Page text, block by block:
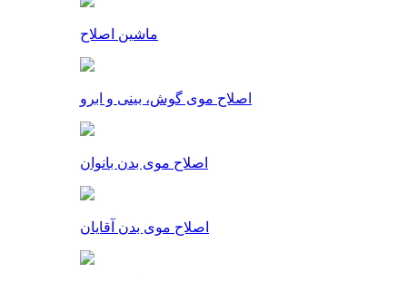
ماشین اصلاح
اصلاح موی گوش، بینی و ابرو
اصلاح موی بدن بانوان
اصلاح موی بدن آقایان